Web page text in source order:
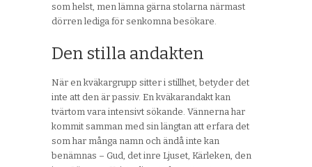
som helst, men lämna gärna stolarna närmast
dörren lediga för senkomna besökare.
Den stilla andakten
När en kväkargrupp sitter i stillhet, betyder det
inte att den är passiv. En kväkarandakt kan
tvärtom vara intensivt sökande. Vännerna har
kommit samman med sin längtan att erfara det
som har många namn och ändå inte kan
benämnas – Gud, det inre Ljuset, Kärleken, den